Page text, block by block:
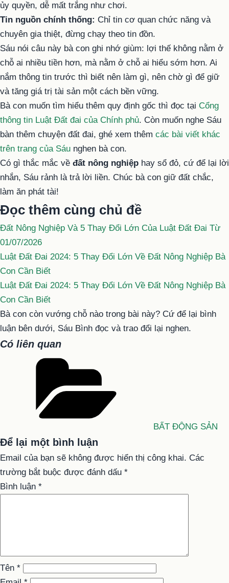
ủy quyền, dễ mất trắng như chơi.
Tin nguồn chính thống: Chỉ tin cơ quan chức năng và
chuyên gia thiệt, đừng chạy theo tin đồn.
Sáu nói câu này bà con ghi nhớ giùm: lợi thế không nằm ở
chỗ ai nhiều tiền hơn, mà nằm ở chỗ ai hiểu sớm hơn. Ai
nắm thông tin trước thì biết nên làm gì, nên chờ gì để giữ
và tăng giá trị tài sản một cách bền vững.
Bà con muốn tìm hiểu thêm quy định gốc thì đọc tại Cổng
thông tin Luật Đất đai của Chính phủ. Còn muốn nghe Sáu
bàn thêm chuyện đất đai, ghé xem thêm các bài viết khác
trên trang của Sáu nghen bà con.
Có gì thắc mắc về đất nông nghiệp hay sổ đỏ, cứ để lại lời
nhắn, Sáu rảnh là trả lời liền. Chúc bà con giữ đất chắc,
làm ăn phát tài!
Đọc thêm cùng chủ đề
Đất Nông Nghiệp Và 5 Thay Đổi Lớn Của Luật Đất Đai Từ
01/07/2026
Luật Đất Đai 2024: 5 Thay Đổi Lớn Về Đất Nông Nghiệp Bà
Con Cần Biết
Luật Đất Đai 2024: 5 Thay Đổi Lớn Về Đất Nông Nghiệp Bà
Con Cần Biết
Bà con còn vướng chỗ nào trong bài này? Cứ để lại bình
luận bên dưới, Sáu Bình đọc và trao đổi lại nghen.
Có liên quan
BẤT ĐỘNG SẢN
Để lại một bình luận
Email của bạn sẽ không được hiển thị công khai. Các
trường bắt buộc được đánh dấu *
Bình luận *
Tên *